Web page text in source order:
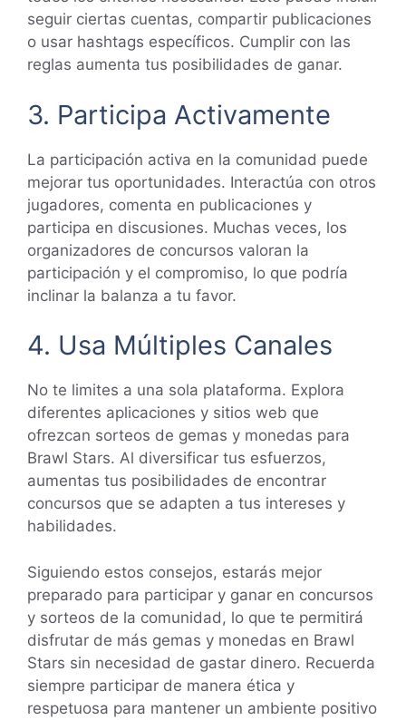
seguir ciertas cuentas, compartir publicaciones
o usar hashtags específicos. Cumplir con las
reglas aumenta tus posibilidades de ganar.
3. Participa Activamente
La participación activa en la comunidad puede
mejorar tus oportunidades. Interactúa con otros
jugadores, comenta en publicaciones y
participa en discusiones. Muchas veces, los
organizadores de concursos valoran la
participación y el compromiso, lo que podría
inclinar la balanza a tu favor.
4. Usa Múltiples Canales
No te limites a una sola plataforma. Explora
diferentes aplicaciones y sitios web que
ofrezcan sorteos de gemas y monedas para
Brawl Stars. Al diversificar tus esfuerzos,
aumentas tus posibilidades de encontrar
concursos que se adapten a tus intereses y
habilidades.
Siguiendo estos consejos, estarás mejor
preparado para participar y ganar en concursos
y sorteos de la comunidad, lo que te permitirá
disfrutar de más gemas y monedas en Brawl
Stars sin necesidad de gastar dinero. Recuerda
siempre participar de manera ética y
respetuosa para mantener un ambiente positivo